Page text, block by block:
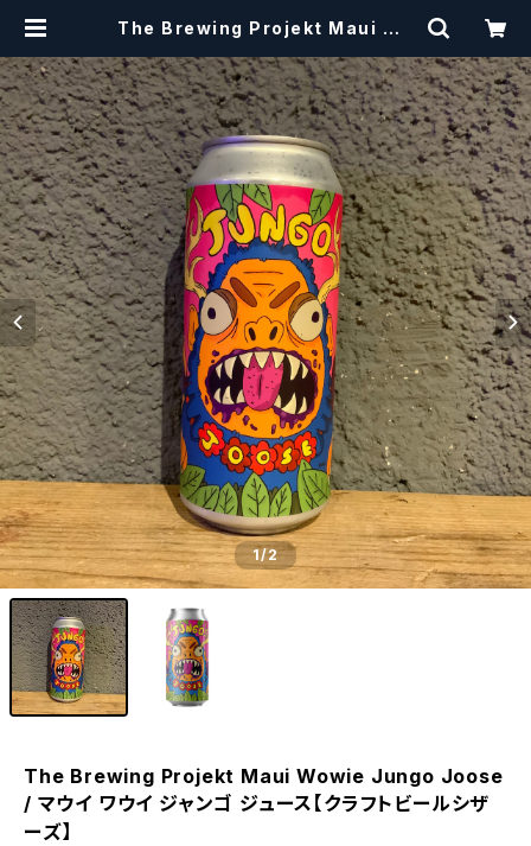
The Brewing Projekt Maui Wo
ジャンゴ ジュース【クラフトビールシ
ザーズ】 | craftbeerscissors
1/2
The Brewing Projekt Maui Wowie Jungo Joose
/ マウイ ワウイ ジャンゴ ジュース【クラフトビールシザ
ーズ】